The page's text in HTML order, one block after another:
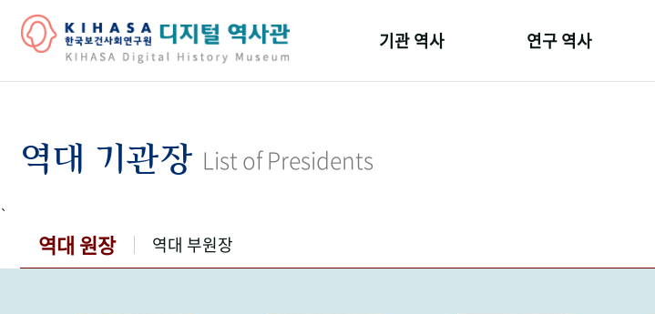
기관 역사 연구 역사
역대 기관장 List of Presidents
`
역대 원장 역대 부원장